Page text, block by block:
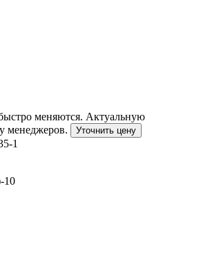
меняются. Актуальную
менеджеров.
Уточнить цену
1
10